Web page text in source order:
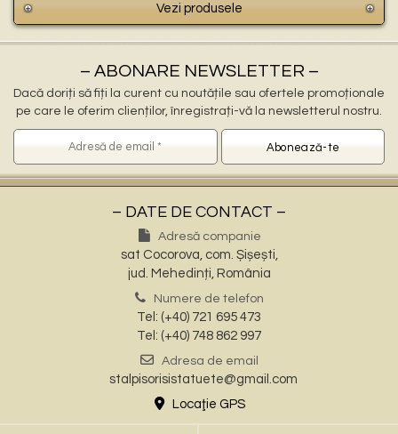
Vezi produsele
– ABONARE NEWSLETTER –
Dacă doriți să fiți la curent cu noutățile sau ofertele promoționale
pe care le oferim clienților, înregistrați-vă la newsletterul nostru.
– DATE DE CONTACT –
Adresă companie
sat Cocorova, com. Șișești,
jud. Mehedinți, România
Numere de telefon
Tel: (+40) 721 695 473
Tel: (+40) 748 862 997
Adresa de email
stalpisorisistatuete@gmail.com
Locaţie GPS